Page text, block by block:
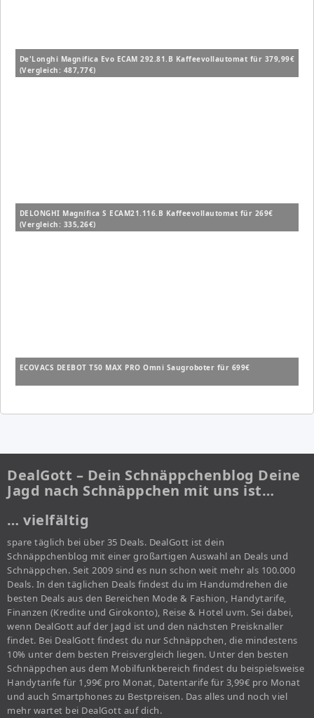
De'Longhi Magnifica Evo ECAM 292.81.B Kaffeevollautomat für 379,99€
(Vergleich: 487,77€)
DELONGHI Magnifica S ECAM21.116.B Kaffeevollautomat für 269€
(Vergleich: 335,26€)
ECOVACS DEEBOT T50 MAX PRO Omni Saugroboter für 699€
DealGott – Dein Schnäppchenblog Deine
Jagd nach Schnäppchen mit uns ist…
… vielfältig
spare täglich bei über 35 Deals. DealGott ist dein
Schnäppchenblog mit einer großartigen Auswahl an Deals und
Schnäppchen. Seit 2009 sind es nun schon weit mehr als 100.000
Deals. In den täglichen Deals findest du im Handumdrehen die
besten Deals aus den Bereichen Mode & Fashion, Handytarife,
Finanzen (Kredite und Girokonto), Reise & Hotel uvm. Sei dabei,
wenn DealGott auf der Jagd ist und den nächsten Preisknaller
findet. Bei DealGott findest du nur Schnäppchen, die mindestens
10% unter dem besten Preisvergleich liegen. Unter den besten
Schnäppchen aus dem Mobilfunkbereich findest du beispielsweise
Handytarife für 1,99€ pro Monat, Datentarife für 3,99€ pro Monat
und auch Smartphones zu Bestpreisen. Das alles und noch viel
mehr wartet bei DealGott auf dich.